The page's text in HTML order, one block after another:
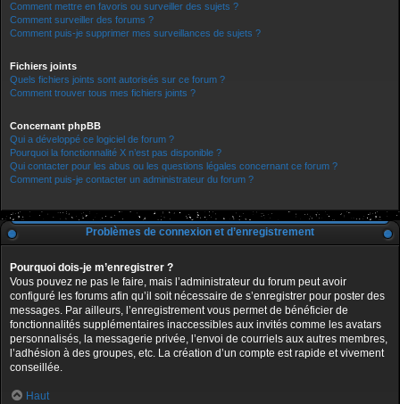
Comment mettre en favoris ou surveiller des sujets ?
Comment surveiller des forums ?
Comment puis-je supprimer mes surveillances de sujets ?
Fichiers joints
Quels fichiers joints sont autorisés sur ce forum ?
Comment trouver tous mes fichiers joints ?
Concernant phpBB
Qui a développé ce logiciel de forum ?
Pourquoi la fonctionnalité X n’est pas disponible ?
Qui contacter pour les abus ou les questions légales concernant ce forum ?
Comment puis-je contacter un administrateur du forum ?
Problèmes de connexion et d’enregistrement
Pourquoi dois-je m’enregistrer ?
Vous pouvez ne pas le faire, mais l’administrateur du forum peut avoir
configuré les forums afin qu’il soit nécessaire de s’enregistrer pour poster des
messages. Par ailleurs, l’enregistrement vous permet de bénéficier de
fonctionnalités supplémentaires inaccessibles aux invités comme les avatars
personnalisés, la messagerie privée, l’envoi de courriels aux autres membres,
l’adhésion à des groupes, etc. La création d’un compte est rapide et vivement
conseillée.
Haut